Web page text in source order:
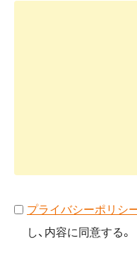
プライバシーポリシ
し、内容に同意する。